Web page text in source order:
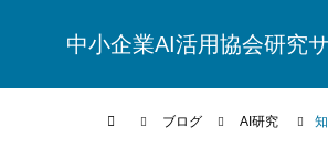
中小企業AI活用協会研究
ブログ AI研究